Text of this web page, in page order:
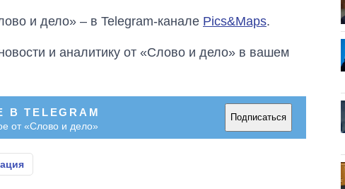
и дело» – в Telegram-канале Pics&Maps.
и аналитику от «Слово и дело» в вашем
TELEGRAM
от «Слово и дело»
Подписаться